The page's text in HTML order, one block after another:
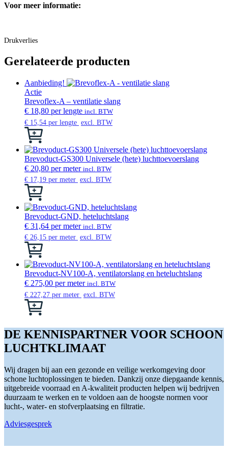
Voor meer informatie:
Drukverlies
Gerelateerde producten
Aanbieding!
Actie
Brevoflex-A – ventilatie slang
€ 18,80 per lengte incl. BTW
€ 15,54 per lengte excl. BTW
Dit
heeft
meerdere
variaties.
Deze
optie
gekozen
worden
op
de
productpagina
Brevoduct-GS300 Universele (hete) luchttoevoerslang
€ 20,80 per meter incl. BTW
€ 17,19 per meter excl. BTW
Dit
heeft
meerdere
variaties.
Deze
optie
gekozen
worden
op
de
productpagina
Brevoduct-GND, heteluchtslang
€ 31,64 per meter incl. BTW
€ 26,15 per meter excl. BTW
Dit
heeft
meerdere
variaties.
Deze
optie
worden
op
de
Brevoduct-NV100-A, ventilatorslang en heteluchtslang
€ 275,00 per meter incl. BTW
€ 227,27 per meter excl. BTW
Dit
meerdere
variaties.
Deze
kan
gekozen
worden
op
de
productpagina
DE KENNISPARTNER VOOR SCHOON
LUCHTKLIMAAT
Wij dragen bij aan een gezonde en veilige werkomgeving door
schone luchtoplossingen te bieden. Dankzij onze diepgaande kennis,
uitgebreide voorraad en A-kwaliteit producten helpen wij bedrijven
duurzaam te werken en te voldoen aan de hoogste normen voor
lucht-, water- en stofverplaatsing en filtratie.
Adviesgesprek